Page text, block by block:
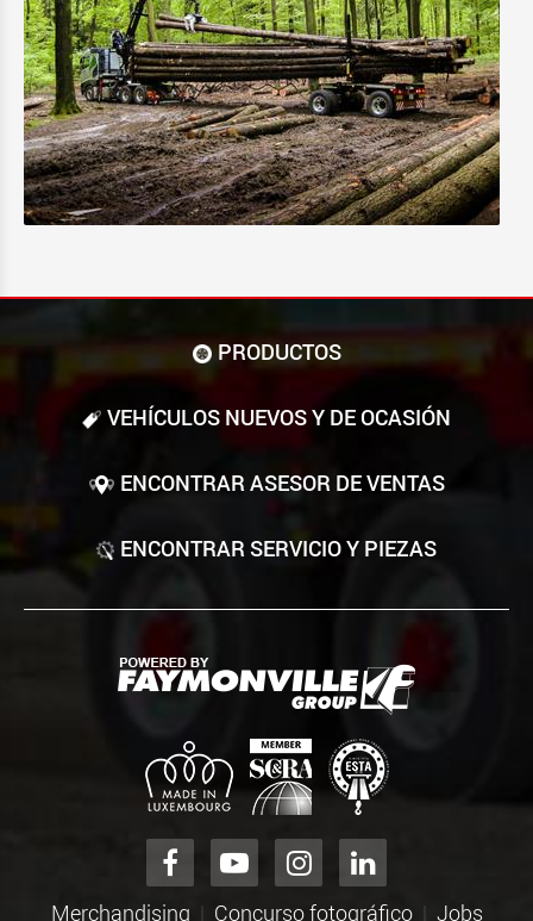
PRODUCTOS
VEHÍCULOS NUEVOS Y DE OCASIÓN
ENCONTRAR ASESOR DE VENTAS
ENCONTRAR SERVICIO Y PIEZAS
Merchandising Concurso fotográfico Jobs